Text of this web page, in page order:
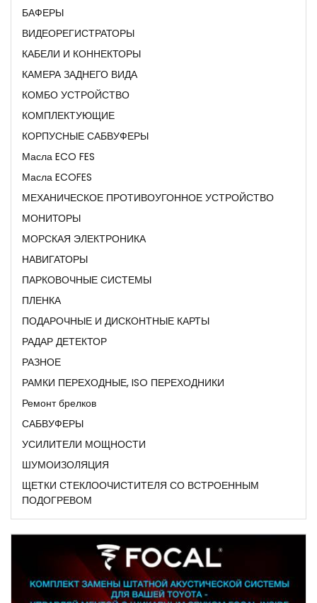
БАФЕРЫ
ВИДЕОРЕГИСТРАТОРЫ
КАБЕЛИ И КОННЕКТОРЫ
КАМЕРА ЗАДНЕГО ВИДА
КОМБО УСТРОЙСТВО
КОМПЛЕКТУЮЩИЕ
КОРПУСНЫЕ САБВУФЕРЫ
Масла ECO FES
Масла ECOFES
МЕХАНИЧЕСКОЕ ПРОТИВОУГОННОЕ УСТРОЙСТВО
МОНИТОРЫ
МОРСКАЯ ЭЛЕКТРОНИКА
НАВИГАТОРЫ
ПАРКОВОЧНЫЕ СИСТЕМЫ
ПЛЕНКА
ПОДАРОЧНЫЕ И ДИСКОНТНЫЕ КАРТЫ
РАДАР ДЕТЕКТОР
РАЗНОЕ
РАМКИ ПЕРЕХОДНЫЕ, ISO ПЕРЕХОДНИКИ
Ремонт брелков
САБВУФЕРЫ
УСИЛИТЕЛИ МОЩНОСТИ
ШУМОИЗОЛЯЦИЯ
ЩЕТКИ СТЕКЛООЧИСТИТЕЛЯ СО ВСТРОЕННЫМ
ПОДОГРЕВОМ